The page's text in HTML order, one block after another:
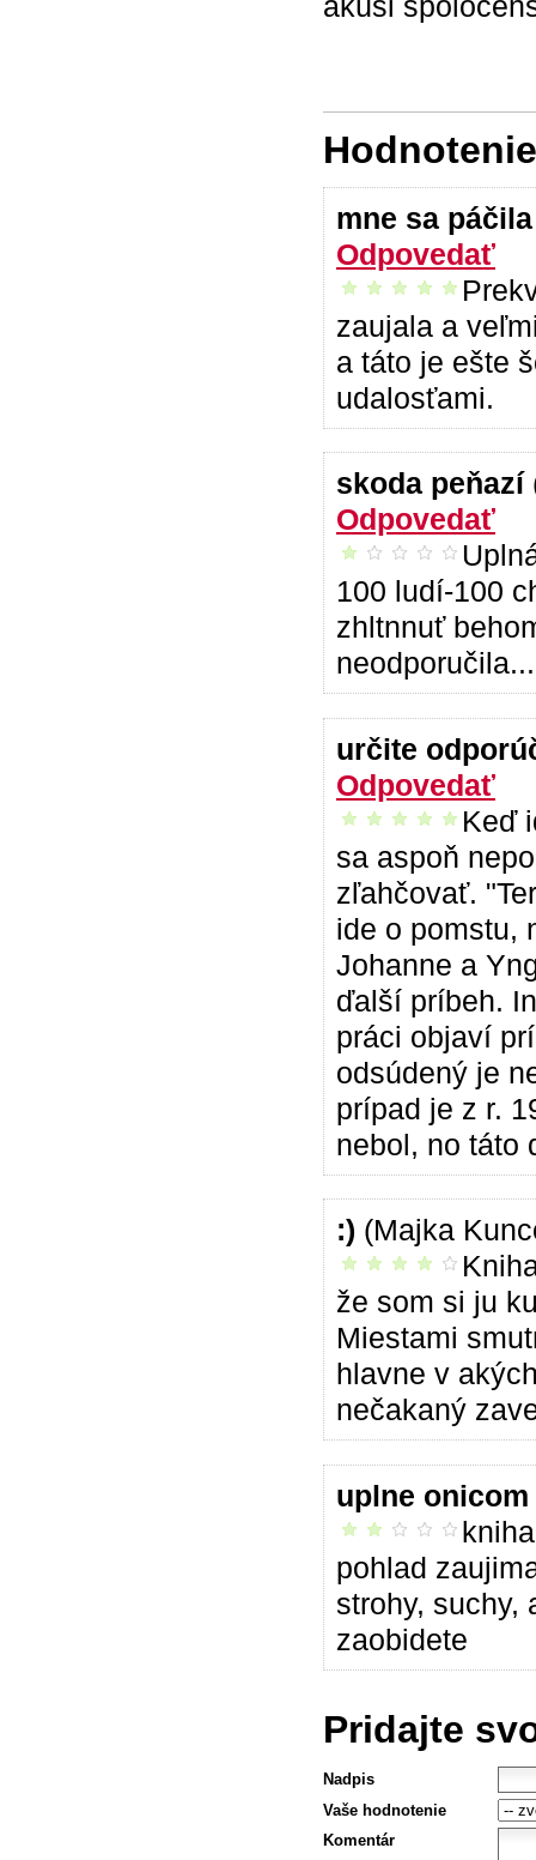
mne sa
Odpovedať
vrelo odporúčam
zaujala a
a táto je ešte
udalosťami.
skoda peňazí
Odpovedať
som sklamaný(á)
100 ludí-100
zhltnnuť
neodporučila...
určite
Odpovedať
vrelo odporúčam
Keď
sa aspoň
zľahčovať.
ide o pomstu,
Johanne a
ďalší príbeh.
práci objaví
odsúdený je
prípad je z r.
nebol, no táto
:) (Majka
príjemné čítanie
že som si ju
Miestami
hlavne v
nečakaný
uplne onicom
neoslovila ma
pohlad
strohy, suchy,
zaobidete
Pridajte
Nadpis
Vaše hodnotenie
Komentár